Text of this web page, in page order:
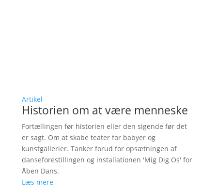
Artikel
Historien om at være menneske
Fortællingen før historien eller den sigende før det
er sagt. Om at skabe teater for babyer og
kunstgallerier. Tanker forud for opsætningen af
danseforestillingen og installationen 'Mig Dig Os' for
Åben Dans.
Læs mere